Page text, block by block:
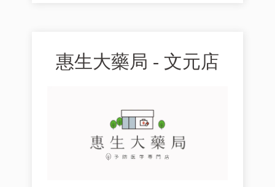
惠生大藥局 - 文元店